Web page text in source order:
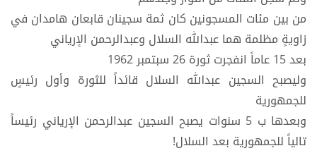
من بين مئات المسجونين كان ثمة سجينان قابعان هامدان في
زاويةٍ مظلمة هما عبدالله السلال وعبدالرحمن الإرياني
بعد 15 عاماً انفجرت ثورة 26 سبتمبر 1962
وليصبح السجين عبدالله السلال قائداً للثورة وأول رئيسٍ
للجمهورية
وبعدها ب 5 سنوات يصبح السجين عبدالرحمن الإرياني رئيساً
تالياً للجمهورية بعد السلال!